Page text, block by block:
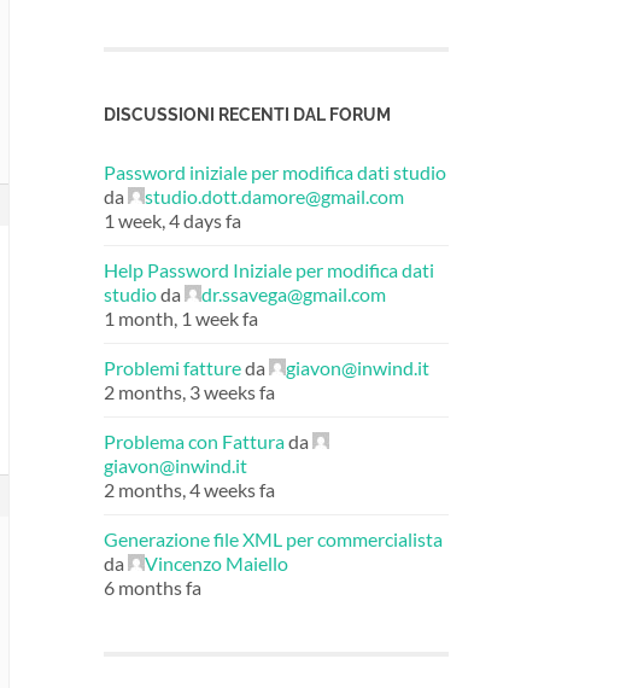
DISCUSSIONI RECENTI DAL FORUM
Password iniziale per modifica dati studio
da
studio.dott.damore@gmail.com
1 week, 4 days fa
Help Password Iniziale per modifica dati
studioda
dr.ssavega@gmail.com
1 month, 1 week fa
Problemi fattureda
giavon@inwind.it
2 months, 3 weeks fa
Problema con Fatturada
giavon@inwind.it
2 months, 4 weeks fa
Generazione file XML per commercialista
da
Vincenzo Maiello
6 months fa